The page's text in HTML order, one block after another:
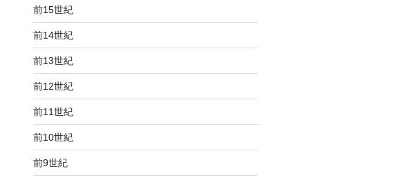
前15世紀
前14世紀
前13世紀
前12世紀
前11世紀
前10世紀
前9世紀